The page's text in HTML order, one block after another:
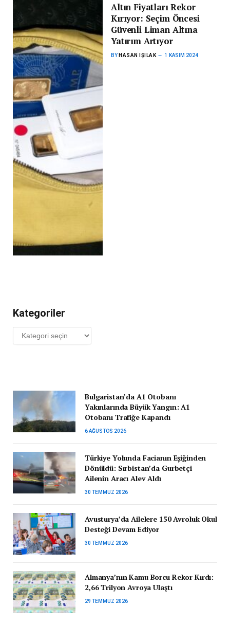
Altın Fiyatları Rekor
Kırıyor: Seçim Öncesi
Güvenli Liman Altına
Yatırım Artıyor
BY HASAN IŞILAK 1 KASIM 2024
Kategoriler
Kategoriler
Bulgaristan’da A1 Otobanı
Yakınlarında Büyük Yangın: A1
Otobanı Trafiğe Kapandı
6 AĞUSTOS 2026
Türkiye Yolunda Facianın Eşiğinden
Dönüldü: Sırbistan’da Gurbetçi
Ailenin Aracı Alev Aldı
30 TEMMUZ 2026
Avusturya’da Ailelere 150 Avroluk Okul
Desteği Devam Ediyor
30 TEMMUZ 2026
Almanya’nın Kamu Borcu Rekor Kırdı:
2,66 Trilyon Avroya Ulaştı
29 TEMMUZ 2026